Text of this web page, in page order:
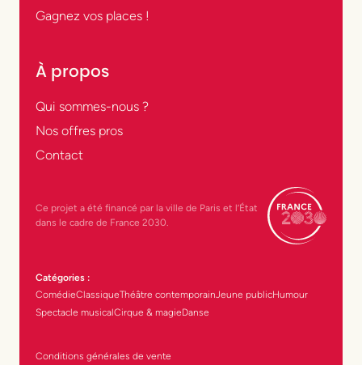
Gagnez vos places !
À propos
Qui sommes-nous ?
Nos offres pros
Contact
Ce projet a été financé par la ville de Paris et l’État
dans le cadre de France 2030.
Catégories :
ComédieClassiqueThéâtre contemporainJeune publicHumour
Spectacle musicalCirque & magieDanse
Conditions générales de vente